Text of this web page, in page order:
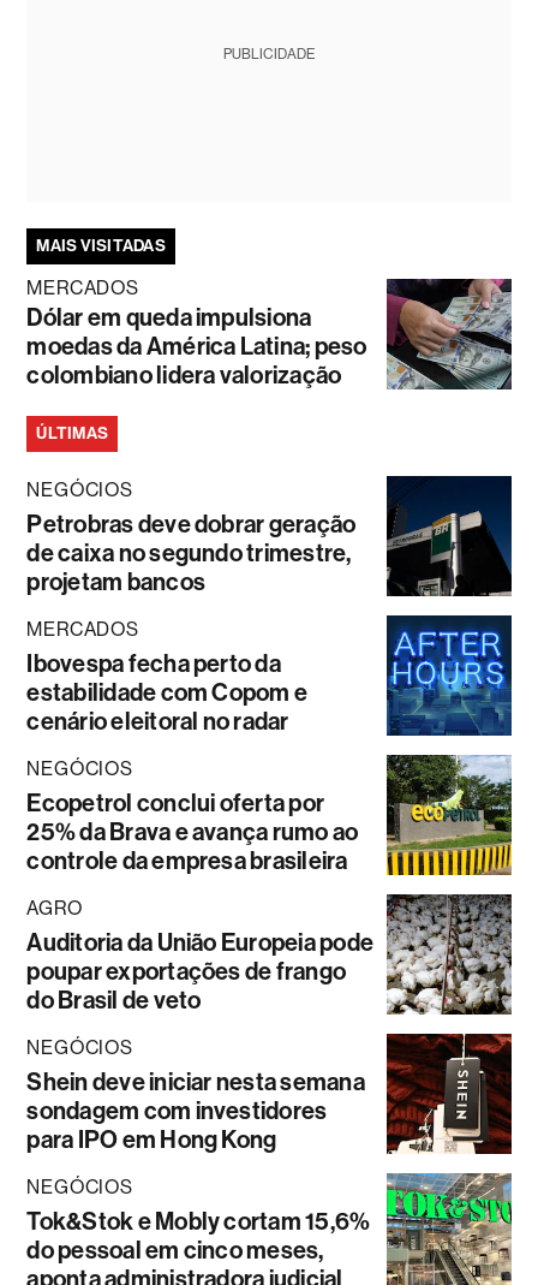
PUBLICIDADE
MAIS VISITADAS
MERCADOS
Dólar em queda impulsiona
moedas da América Latina; peso
colombiano lidera valorização
ÚLTIMAS
NEGÓCIOS
Petrobras deve dobrar geração
de caixa no segundo trimestre,
projetam bancos
MERCADOS
Ibovespa fecha perto da
estabilidade com Copom e
cenário eleitoral no radar
NEGÓCIOS
Ecopetrol conclui oferta por
25% da Brava e avança rumo ao
controle da empresa brasileira
AGRO
Auditoria da União Europeia pode
poupar exportações de frango
do Brasil de veto
NEGÓCIOS
Shein deve iniciar nesta semana
sondagem com investidores
para IPO em Hong Kong
NEGÓCIOS
Tok&Stok e Mobly cortam 15,6%
do pessoal em cinco meses,
aponta administradora judicial